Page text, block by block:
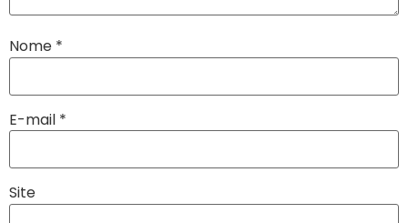
Nome *
E-mail *
Site